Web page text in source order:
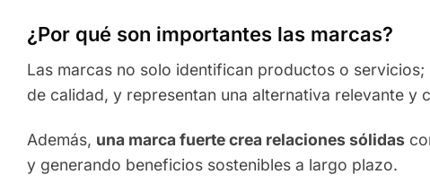
¿Por qué son importantes las marcas?
Las marcas no solo identifican productos o
de calidad, y representan una alternativa relevante y
Además, una marca fuerte crea relaciones sólidas
y generando beneficios sostenibles a largo plazo.